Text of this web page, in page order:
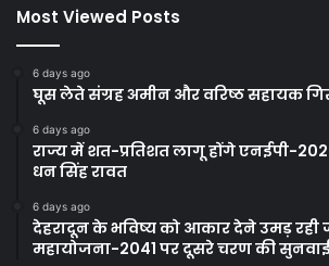
Most Viewed Posts
6 days ago
घूस लेते संग्रह अमीन और वरिष्ठ सहायक
6 days ago
राज्य में शत-प्रतिशत लागू होंगे एनईपी-
धन सिंह रावत
6 days ago
देहरादून के भविष्य को आकार देने उमड़ रही
महायोजना-2041 पर दूसरे चरण की सुनवाई